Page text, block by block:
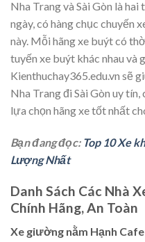
Nha Trang và Sài Gòn là
ngày, có hàng chục chuyến
này. Mỗi hãng xe buýt có
tuyến xe buýt khác nhau và
Kienthuchay365.edu.vn sẽ
Nha Trang đi Sài Gòn uy
lựa chọn hãng xe tốt nhất
Bạn đang đọc: Top 10 Xe
Lượng Nhất
Danh Sách Các Nhà
Chính Hãng, An Toàn
Xe giường nằm Hạnh Cafe